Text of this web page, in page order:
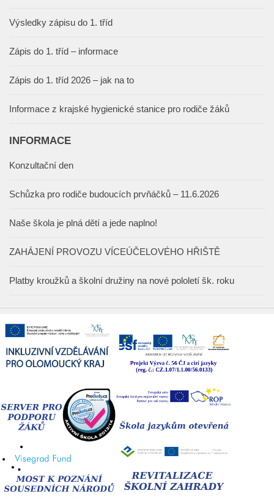
Výsledky zápisu do 1. tříd
Zápis do 1. tříd – informace
Zápis do 1. tříd 2026 – jak na to
Informace z krajské hygienické stanice pro rodiče žáků
INFORMACE
Konzultační den
Schůzka pro rodiče budoucích prvňáčků – 11.6.2026
Naše škola je plná dětí a jede naplno!
ZAHÁJENÍ PROVOZU VÍCEÚČELOVÉHO HŘIŠTĚ
Platby kroužků a školní družiny na nové pololetí šk. roku